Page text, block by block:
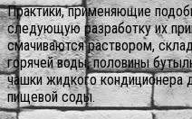
Практики, применяющие
следующую разработку их
смачиваются раствором,
горячей воды, половины
чашки жидкого кондиционера
пищевой соды.